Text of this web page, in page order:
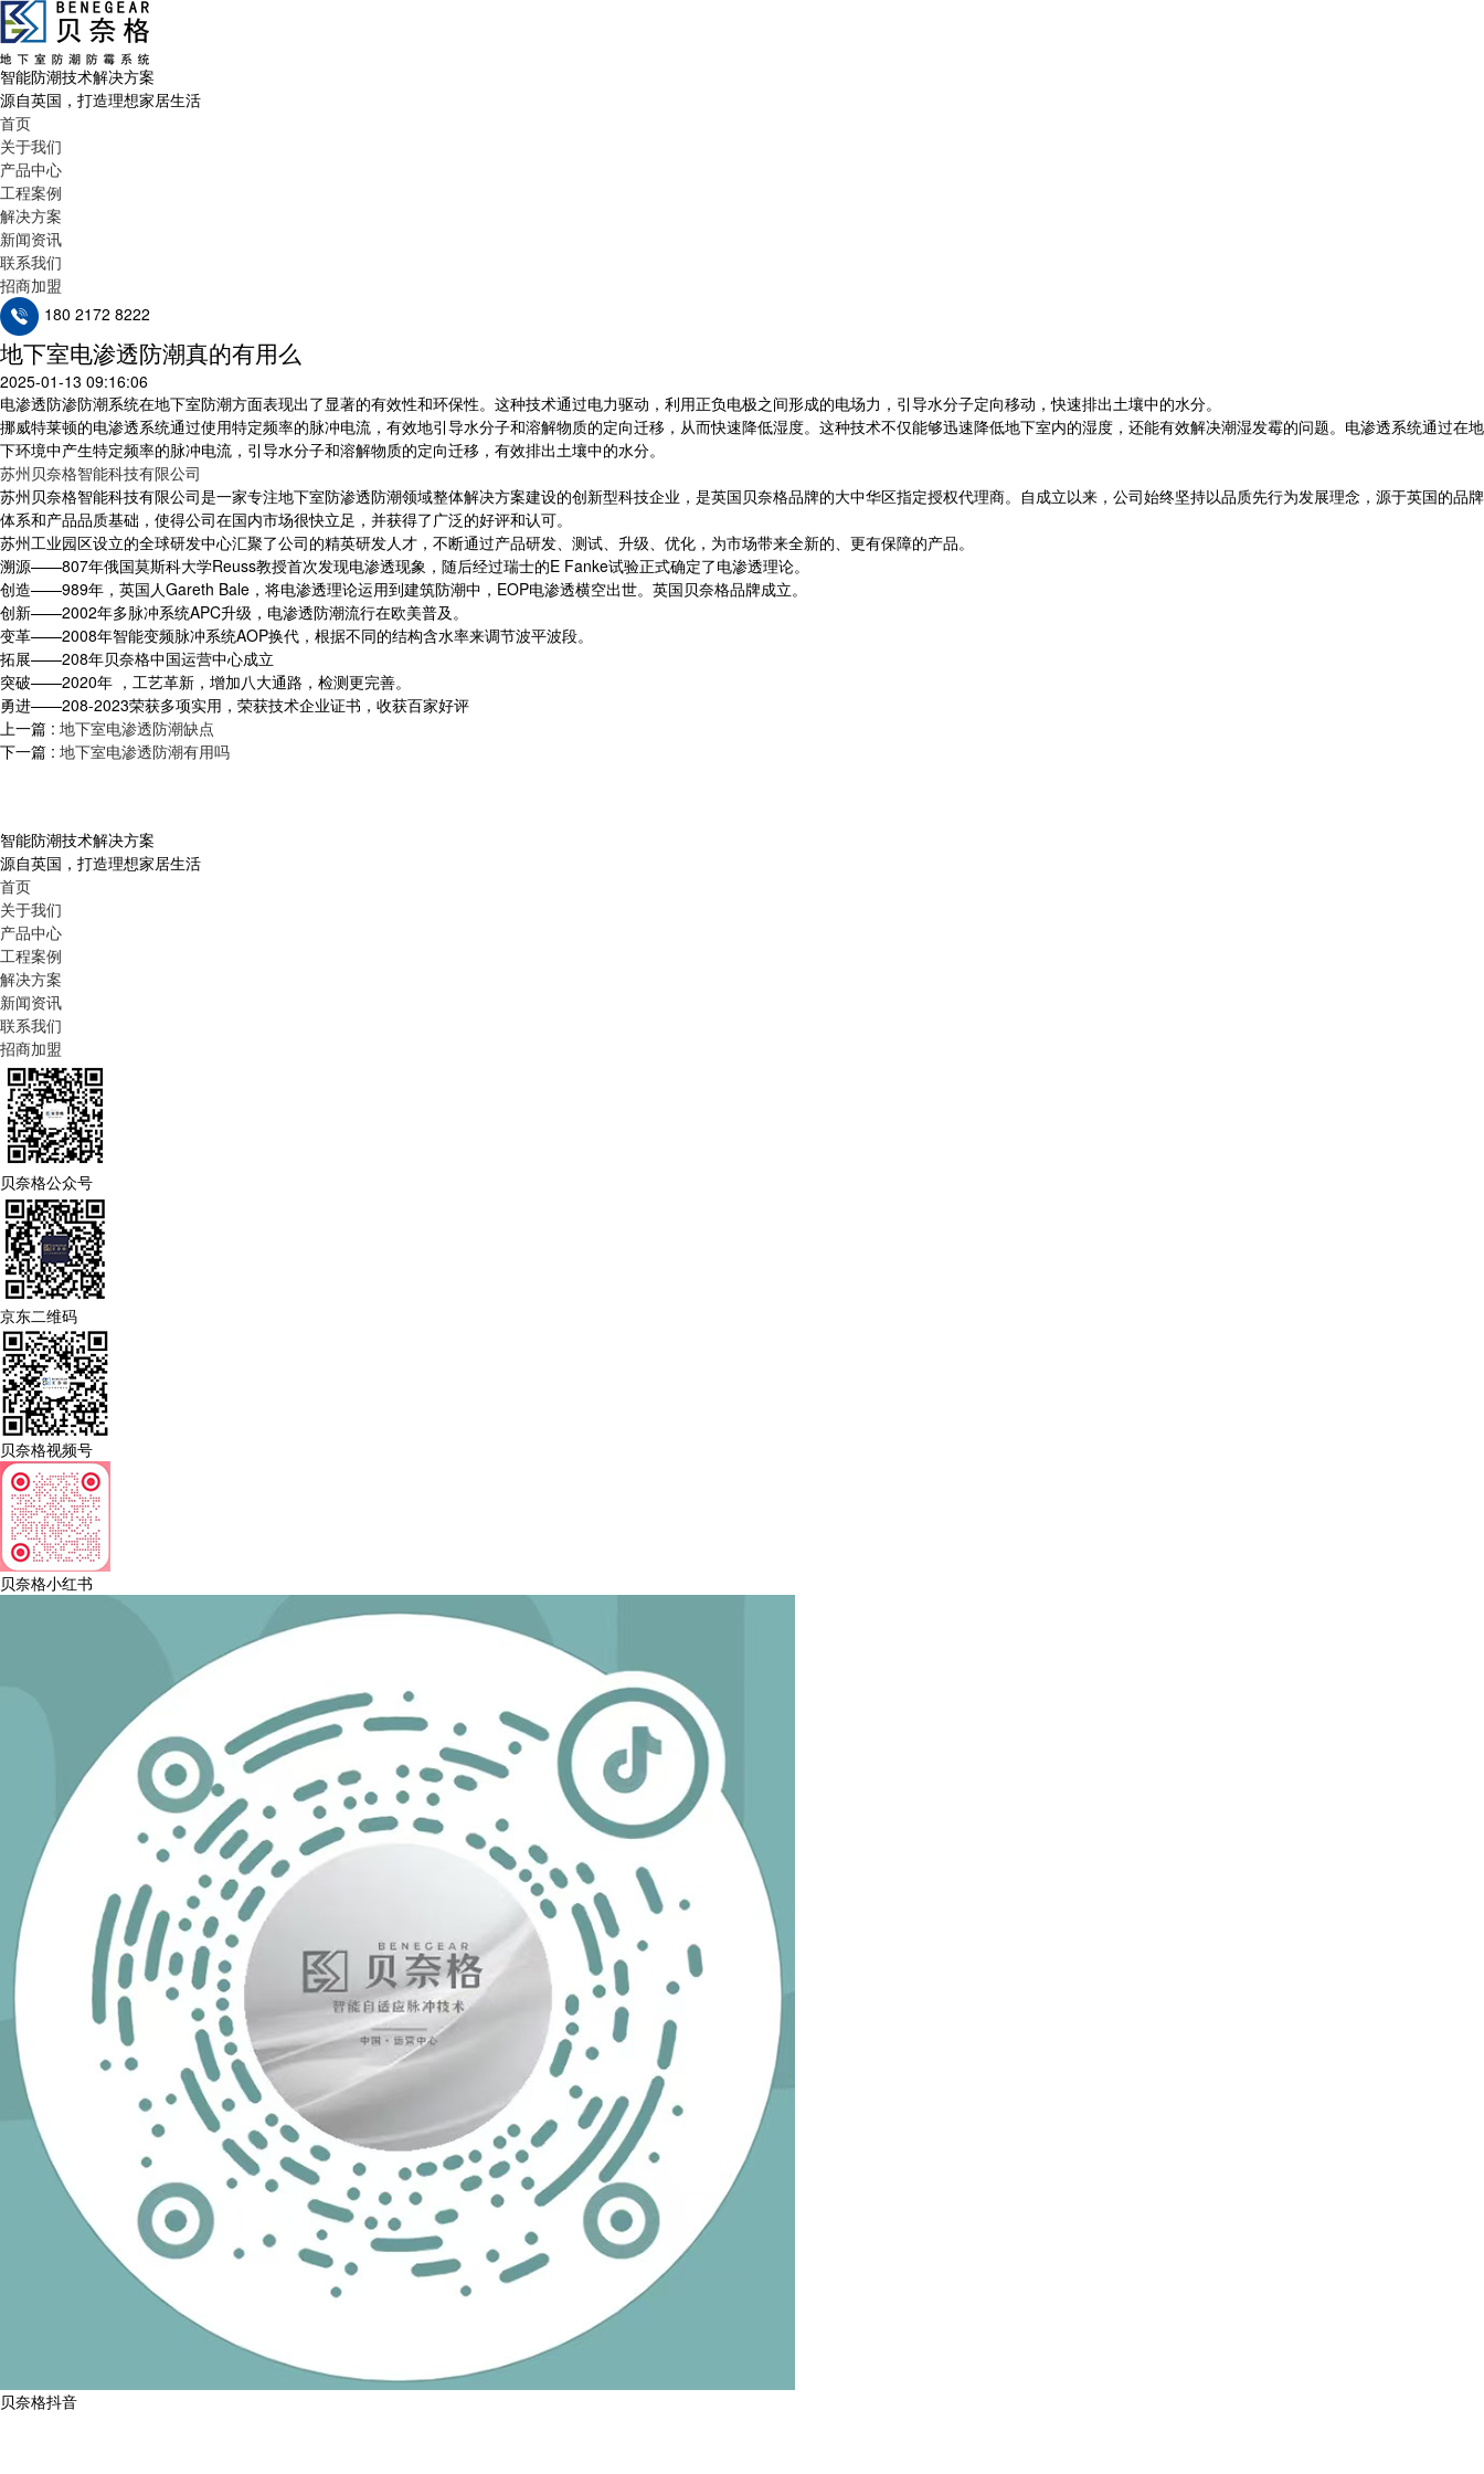
智能防潮技术解决方案
源自英国，打造理想家居生活
首页
关于我们
产品中心
工程案例
解决方案
新闻资讯
联系我们
招商加盟
180 2172 8222
地下室电渗透防潮真的有用么
2025-01-13 09:16:06
电渗透防渗防潮系统在地下室防潮方面表现出了显著的有效性和环保性。这种技术通过电力驱动，利用正负电极之间形成的电场力，引导水分子定向移动，快速排出土壤中的水分。
挪威特莱顿的电渗透系统通过使用特定频率的脉冲电流，有效地引导水分子和溶解物质的定向迁移，从而快速降低湿度。这种技术不仅能够迅速降低地下室内的湿度，还能有效解决潮湿发霉的问题。电渗透系统通过在地
下环境中产生特定频率的脉冲电流，引导水分子和溶解物质的定向迁移，有效排出土壤中的水分。
苏州贝奈格智能科技有限公司
苏州贝奈格智能科技有限公司是一家专注地下室防渗透防潮领域整体解决方案建设的创新型科技企业，是英国贝奈格品牌的大中华区指定授权代理商。自成立以来，公司始终坚持以品质先行为发展理念，源于英国的品牌
体系和产品品质基础，使得公司在国内市场很快立足，并获得了广泛的好评和认可。
苏州工业园区设立的全球研发中心汇聚了公司的精英研发人才，不断通过产品研发、测试、升级、优化，为市场带来全新的、更有保障的产品。
溯源——807年俄国莫斯科大学Reuss教授首次发现电渗透现象，随后经过瑞士的E Fanke试验正式确定了电渗透理论。
创造——989年，英国人Gareth Bale，将电渗透理论运用到建筑防潮中，EOP电渗透横空出世。英国贝奈格品牌成立。
创新——2002年多脉冲系统APC升级，电渗透防潮流行在欧美普及。
变革——2008年智能变频脉冲系统AOP换代，根据不同的结构含水率来调节波平波段。
拓展——208年贝奈格中国运营中心成立
突破——2020年 ，工艺革新，增加八大通路，检测更完善。
勇进——208-2023荣获多项实用，荣获技术企业证书，收获百家好评
上一篇 : 地下室电渗透防潮缺点
下一篇 : 地下室电渗透防潮有用吗
智能防潮技术解决方案
源自英国，打造理想家居生活
首页
关于我们
产品中心
工程案例
解决方案
新闻资讯
联系我们
招商加盟
贝奈格公众号
京东二维码
贝奈格视频号
贝奈格小红书
贝奈格抖音